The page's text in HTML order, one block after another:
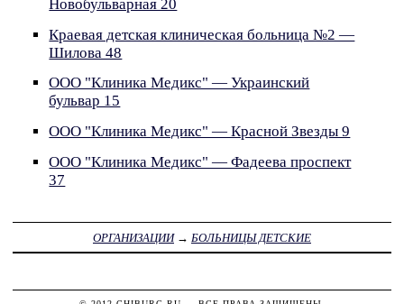
Новобульварная 20
Краевая детская клиническая больница №2 —
Шилова 48
ООО "Клиника Медикс" — Украинский
бульвар 15
ООО "Клиника Медикс" — Красной Звезды 9
ООО "Клиника Медикс" — Фадеева проспект
37
ОРГАНИЗАЦИИ→ БОЛЬНИЦЫ ДЕТСКИЕ